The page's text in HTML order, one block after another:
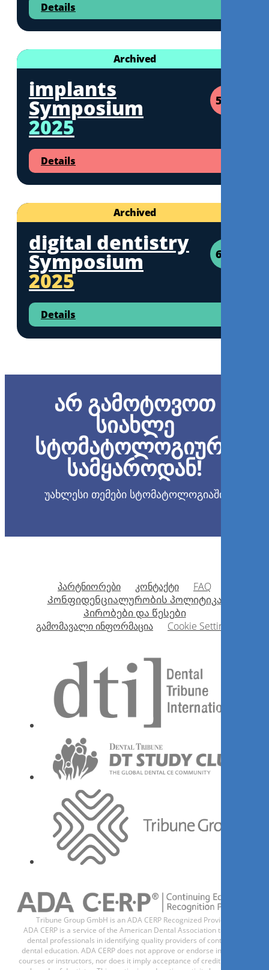
Details
Archived
5CE
implants
Symposium
2025
Details
Archived
6CE
digital dentistry
Symposium
2025
Details
არ გამოტოვოთ
სიახლე
სტომატოლოგიური
სამყაროდან!
უახლესი თემები სტომატოლოგიაში
პარტნიორები კონტაქტი
FAQ
Კონფიდენციალურობის პოლიტიკა
Პირობები და წესები
გამომავალი ინფორმაცია
Cookie Settings
Tribune Group GmbH is an ADA CERP Recognized Provider.
ADA CERP is a service of the American Dental Association to assist
dental professionals in identifying quality providers of continuing
dental education. ADA CERP does not approve or endorse individual
courses or instructors, nor does it imply acceptance of credit hours by